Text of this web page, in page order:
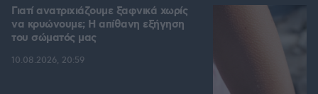
Γιατί ανατριχιάζουμε ξαφνικά χωρίς
να κρυώνουμε; Η απίθανη εξήγηση
του σώματός μας
10.08.2026, 20:59